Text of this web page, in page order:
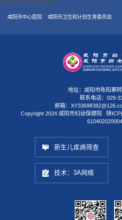
咸阳市中心医院 咸阳市卫生和计划生育委员会
地址：咸阳市陈阳寨
联系电话：029-
邮箱：
Copyright 2024 咸阳市妇幼保健院
陕
新生儿疾病筛查
技术：3A网络